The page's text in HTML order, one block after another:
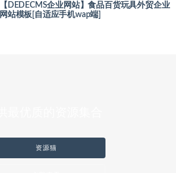
【DEDECMS企业网站】食品百货玩具外贸企业
网站模板[自适应手机wap端]
资源猫